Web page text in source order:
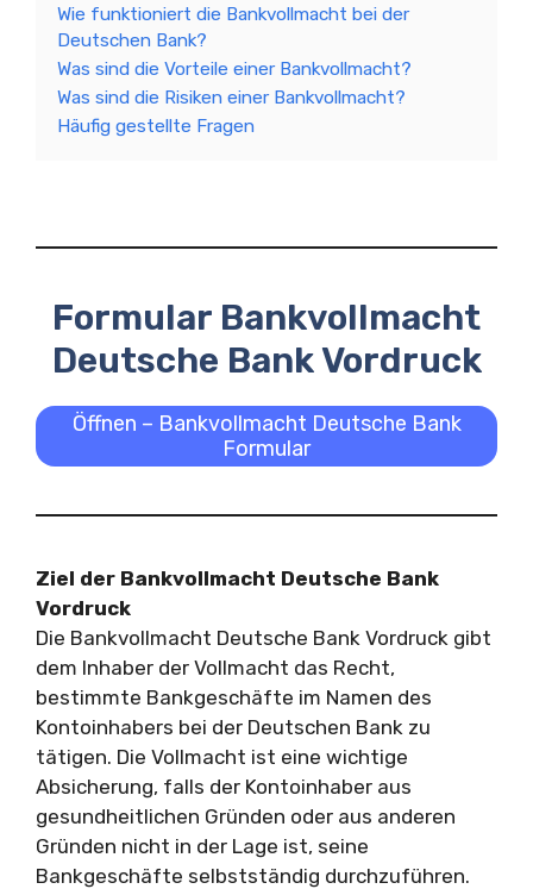
Wie funktioniert die Bankvollmacht bei der
Deutschen Bank?
Was sind die Vorteile einer Bankvollmacht?
Was sind die Risiken einer Bankvollmacht?
Häufig gestellte Fragen
Formular Bankvollmacht
Deutsche Bank Vordruck
Öffnen – Bankvollmacht Deutsche Bank
Formular
Ziel der Bankvollmacht Deutsche Bank
Vordruck
Die Bankvollmacht Deutsche Bank Vordruck gibt
dem Inhaber der Vollmacht das Recht,
bestimmte Bankgeschäfte im Namen des
Kontoinhabers bei der Deutschen Bank zu
tätigen. Die Vollmacht ist eine wichtige
Absicherung, falls der Kontoinhaber aus
gesundheitlichen Gründen oder aus anderen
Gründen nicht in der Lage ist, seine
Bankgeschäfte selbstständig durchzuführen.